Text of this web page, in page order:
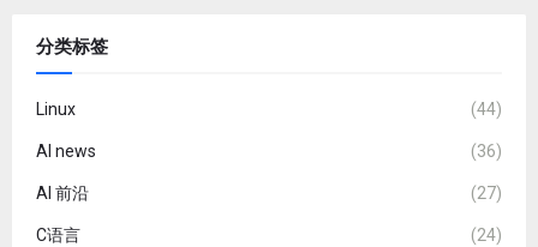
分类标签
Linux (44)
AI news (36)
AI 前沿 (27)
C语言 (24)